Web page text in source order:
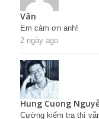
Vân
Em cảm ơn anh!
2 ngày ago
Hung Cuong
Cường kiểm tra thì